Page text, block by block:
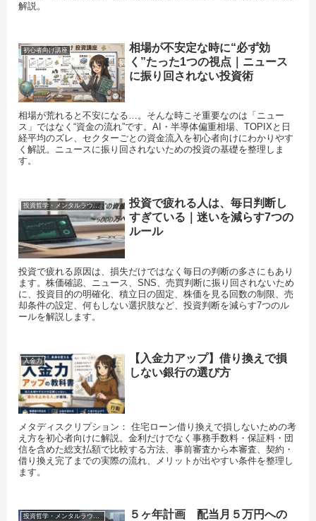
解説。
初心者向け講座
相場が不安定な時に“必ず効
く”たった1つの視点｜ニュース
に振り回されない投資術
相場が荒れると不安になる…。そんな時こそ重要なのは「ニュー
ス」ではなく“資金の流れ”です。AI・半導体偏重相場、TOPIXと日
経平均のズレ、セクターごとの資金流入を初心者向けにわかりやす
く解説。ニュースに振り回されないための投資の基礎を整理しま
す。
投資哲学・メンタルラウンジ
投資で疲れる人は、毎日判断し
すぎている｜迷いを減らす7つの
ルール
投資で疲れる原因は、損失だけではなく毎日の判断の多さにもあり
ます。株価確認、ニュース、SNS、売買判断に振り回されないため
に、投資目的の明確化、積立日の固定、株価を見る回数の制限、売
却条件の設定、何もしない選択肢など、投資判断を減らす7つのル
ールを解説します。
入金力
【入金力アップ】借り換えで損
しない銀行の選び方
メタディスクリプション： 住宅ローン借り換えで損しないための考
え方を初心者向けに解説。金利だけでなく事務手数料・保証料・団
信を含めた総支払額で比較する方法、事前審査から本審査、契約・
借り換え完了までの実際の流れ、メリットが出やすい条件を整理し
ます。
投資哲学・メンタルラウンジ
５ヶ年計画 配当月５万円への